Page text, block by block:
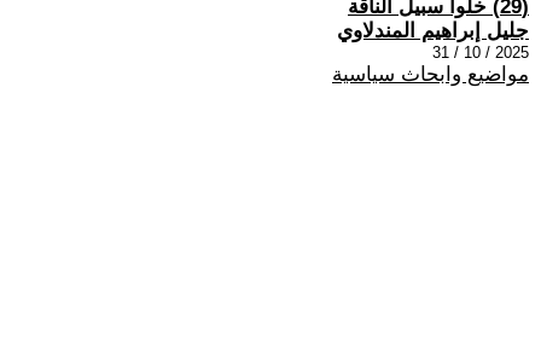
(29) خلّوا سبيل الناقة
جليل إبراهيم المندلاوي
2025 / 10 / 31
مواضيع وابحاث سياسية